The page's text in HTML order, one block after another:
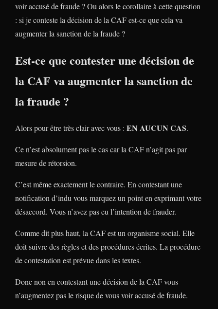
voir accusé de fraude ? Ou alors le corollaire à cette question
: si je conteste la décision de la CAF est-ce que cela va
augmenter la sanction de la fraude ?
Est-ce que contester une décision de
la CAF va augmenter la sanction de
la fraude ?
Alors pour être très clair avec vous : EN AUCUN CAS.
Ce n’est absolument pas le cas car la CAF n’agit pas par
mesure de rétorsion.
C’est même exactement le contraire. En contestant une
notification d’indu vous marquez un point en exprimant votre
désaccord. Vous n’avez pas eu l’intention de frauder.
Comme dit plus haut, la CAF est un organisme social. Elle
doit suivre des règles et des procédures écrites. La procédure
de contestation est prévue dans les textes.
Donc non en contestant une décision de la CAF vous
n’augmentez pas le risque de vous voir accusé de fraude.